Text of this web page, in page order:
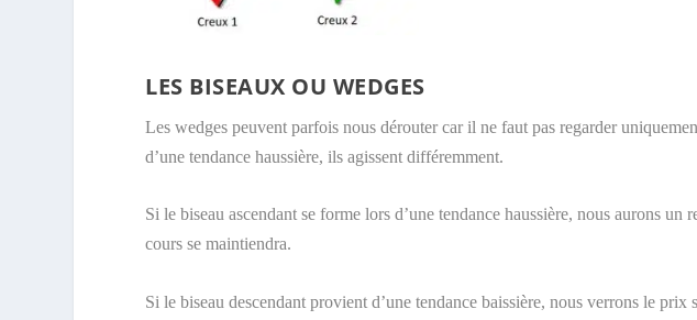
LES BISEAUX OU WEDGES
Les wedges peuvent parfois nous dérouter car il ne faut pas regarder
d’une tendance haussière, ils agissent différemment.
Si le biseau ascendant se forme lors d’une tendance haussière, nous aurons
cours se maintiendra.
Si le biseau descendant provient d’une tendance baissière, nous verrons le